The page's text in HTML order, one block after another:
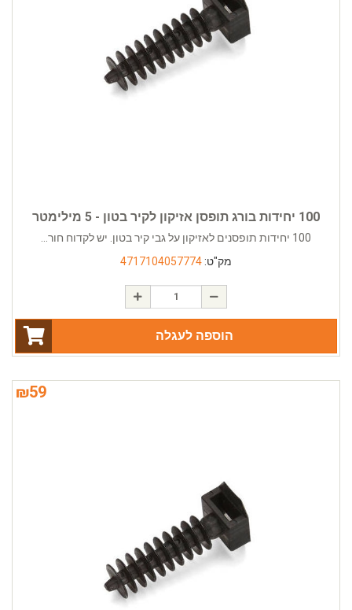
100 יחידות בורג תופסן אזיקון לקיר בטון - 5 מילימטר
100 יחידות תופסנים לאזיקון על גבי קיר בטון. יש לקדוח חור...
מק"ט: 4717104057774
הוספה לעגלה
₪59